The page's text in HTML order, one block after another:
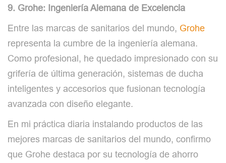
9. Grohe: Ingeniería Alemana de Excelencia
Entre las marcas de sanitarios del mundo, Grohe
representa la cumbre de la ingeniería alemana.
Como profesional, he quedado impresionado con su
grifería de última generación, sistemas de ducha
inteligentes y accesorios que fusionan tecnología
avanzada con diseño elegante.
En mi práctica diaria instalando productos de las
mejores marcas de sanitarios del mundo, confirmo
que Grohe destaca por su tecnología de ahorro